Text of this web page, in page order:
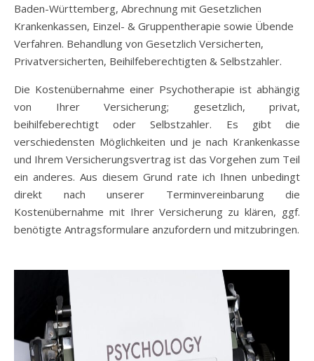
Baden-Württemberg, Abrechnung mit Gesetzlichen
Krankenkassen, Einzel- & Gruppentherapie sowie Übende
Verfahren. Behandlung von Gesetzlich Versicherten,
Privatversicherten, Beihilfeberechtigten & Selbstzahler.
Die Kostenübernahme einer Psychotherapie ist abhängig
von Ihrer Versicherung; gesetzlich, privat,
beihilfeberechtigt oder Selbstzahler. Es gibt die
verschiedensten Möglichkeiten und je nach Krankenkasse
und Ihrem Versicherungsvertrag ist das Vorgehen zum Teil
ein anderes. Aus diesem Grund rate ich Ihnen unbedingt
direkt nach unserer Terminvereinbarung die
Kostenübernahme mit Ihrer Versicherung zu klären, ggf.
benötigte Antragsformulare anzufordern und mitzubringen.